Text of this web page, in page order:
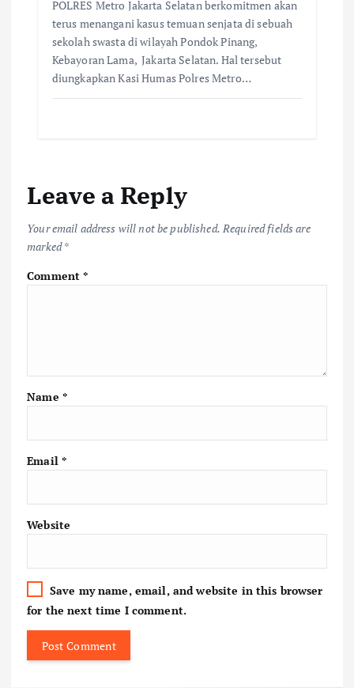
POLRES Metro Jakarta Selatan berkomitmen akan
terus menangani kasus temuan senjata di sebuah
sekolah swasta di wilayah Pondok Pinang,
Kebayoran Lama, Jakarta Selatan. Hal tersebut
diungkapkan Kasi Humas Polres Metro…
Leave a Reply
Your email address will not be published. Required fields are
marked*
Comment*
Name *
Email *
Website
Save my name, email, and website in this browser
for the next time I comment.